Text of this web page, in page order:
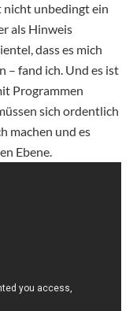
nicht unbedingt ein
als Hinweis
dass es mich
– fand ich. Und es ist
Programmen
sich ordentlich
machen und es
Ebene.